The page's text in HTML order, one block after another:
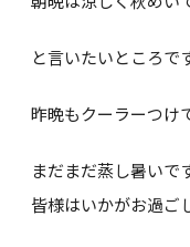
と言いたいところで
昨晩もクーラーつけ
まだまだ蒸し暑いで
皆様はいかがお過ご